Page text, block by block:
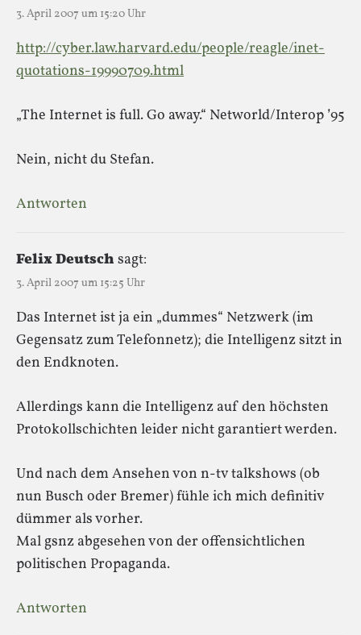
3. April 2007 um 15:20 Uhr
http://cyber.law.harvard.edu/people/reagle/inet-
quotations-19990709.html
„The Internet is full. Go away.“ Networld/Interop ’95
Nein, nicht du Stefan.
Antworten
Felix Deutsch sagt:
3. April 2007 um 15:25 Uhr
Das Internet ist ja ein „dummes“ Netzwerk (im
Gegensatz zum Telefonnetz); die Intelligenz sitzt in
den Endknoten.
Allerdings kann die Intelligenz auf den höchsten
Protokollschichten leider nicht garantiert werden.
Und nach dem Ansehen von n-tv talkshows (ob
nun Busch oder Bremer) fühle ich mich definitiv
dümmer als vorher.
Mal gsnz abgesehen von der offensichtlichen
politischen Propaganda.
Antworten